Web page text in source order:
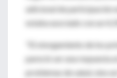
adicional de participación
estaba asociado con un
"El otorgamiento de los
pareció ser una respuesta
problemas de salud, sino